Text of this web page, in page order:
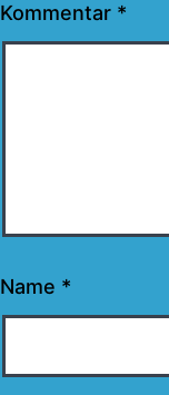
Kommentar *
Name *